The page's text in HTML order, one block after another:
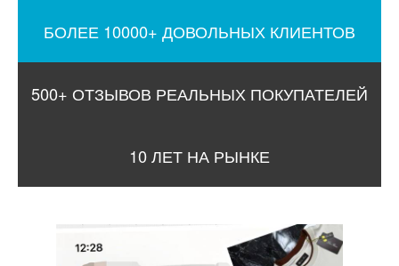
БОЛЕЕ 10000+ ДОВОЛЬНЫХ КЛИЕНТОВ
500+ ОТЗЫВОВ РЕАЛЬНЫХ ПОКУПАТЕЛЕЙ
10 ЛЕТ НА РЫНКЕ